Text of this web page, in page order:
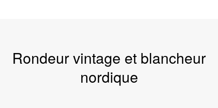
Rondeur vintage et blancheur
nordique